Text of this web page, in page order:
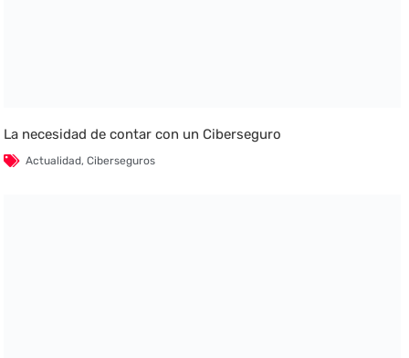
La necesidad de contar con un Ciberseguro
Actualidad,Ciberseguros